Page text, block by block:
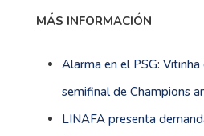
MÁS INFORMACIÓN
Alarma en el PSG:
semifinal de Champions
LINAFA presenta